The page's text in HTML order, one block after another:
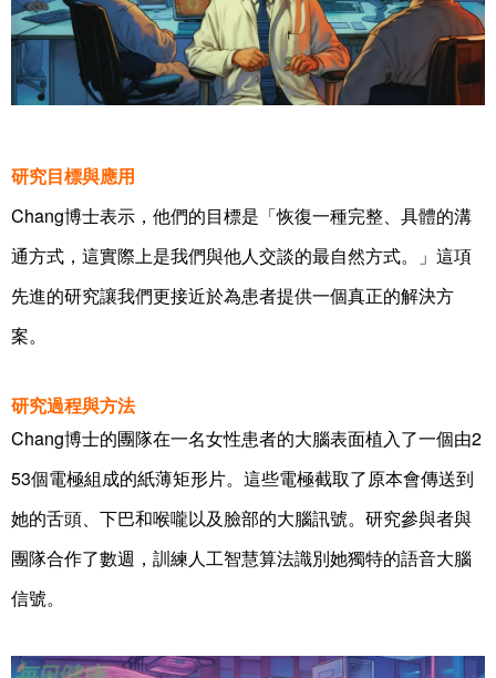
研究目標與應用
Chang博士表示，他們的目標是「恢復一種完整、具體的溝
通方式，這實際上是我們與他人交談的最自然方式。」這項
先進的研究讓我們更接近於為患者提供一個真正的解決方
案。
研究過程與方法
Chang博士的團隊在一名女性患者的大腦表面植入了一個由2
53個電極組成的紙薄矩形片。這些電極截取了原本會傳送到
她的舌頭、下巴和喉嚨以及臉部的大腦訊號。研究參與者與
團隊合作了數週，訓練人工智慧算法識別她獨特的語音大腦
信號。